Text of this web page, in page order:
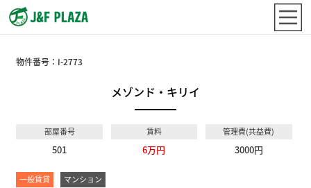
物件番号： I-2773
メゾンド・キリイ
部屋番号
501
賃料
6万円
管理費(共益費)
3000円
一般賃貸 マンション